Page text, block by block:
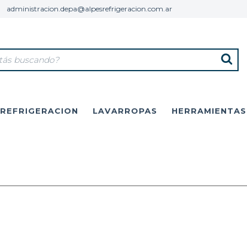
administracion.depa@alpesrefrigeracion.com.ar
REFRIGERACION LAVARROPAS HERRAMIENTAS